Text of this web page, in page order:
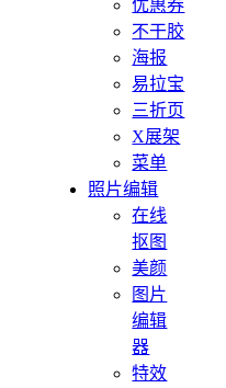
优惠券
不干胶
海报
易拉宝
三折页
X展架
菜单
照片编辑
在线
抠图
美颜
图片
编辑
器
特效